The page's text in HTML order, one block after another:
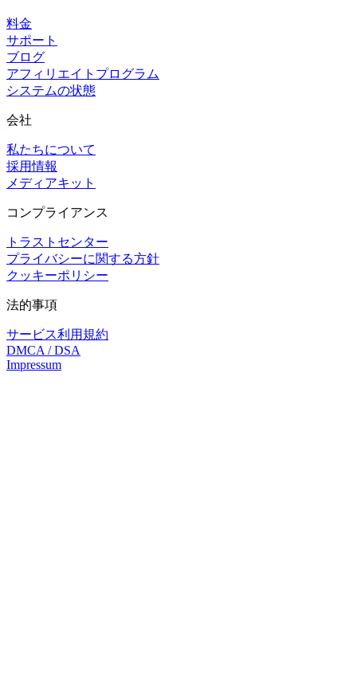
料金
サポート
ブログ
アフィリエイトプログラム
システムの状態
会社
私たちについて
採用情報
メディアキット
コンプライアンス
トラストセンター
プライバシーに関する方針
クッキーポリシー
法的事項
サービス利用規約
DMCA / DSA
Impressum